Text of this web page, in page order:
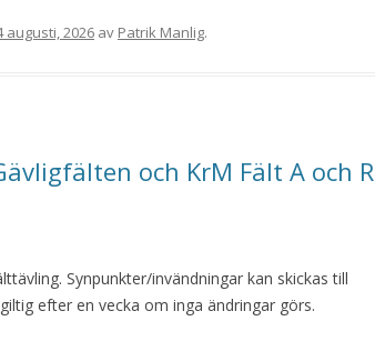
augusti, 2026 av Patrik Manlig.
och KrM Fält A och R
Synpunkter/invändningar kan skickas till
efter en vecka om inga ändringar görs.